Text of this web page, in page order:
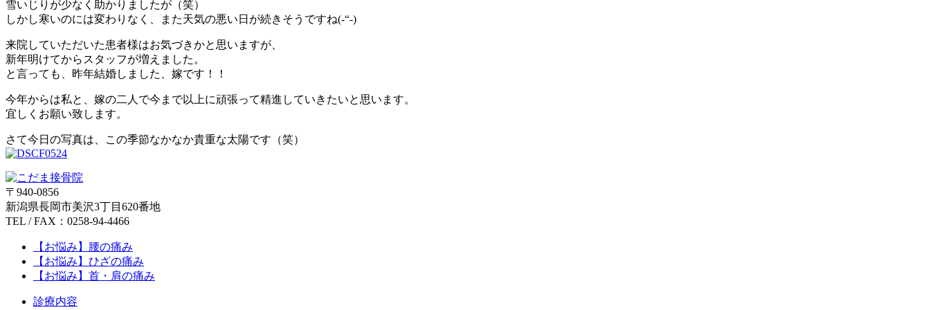
雪いじりが少なく助かりましたが（笑）
しかし寒いのには変わりなく、また天気の悪い日が続きそうですね(-“-)
来院していただいた患者様はお気づきかと思いますが、
新年明けてからスタッフが増えました。
と言っても、昨年結婚しました、嫁です！！
今年からは私と、嫁の二人で今まで以上に頑張って精進していきたいと思います。
宜しくお願い致します。
さて今日の写真は、この季節なかなか貴重な太陽です（笑）
〒940-0856
新潟県長岡市美沢3丁目620番地
TEL / FAX：0258-94-4466
【お悩み】腰の痛み
【お悩み】ひざの痛み
【お悩み】首・肩の痛み
診療内容